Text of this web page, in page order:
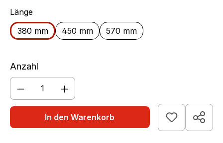
Längeauswählen
380 mm
450 mm 570 mm
Anzahl
Produkt Anzahl: Gib den gewünschten
In den Warenkorb